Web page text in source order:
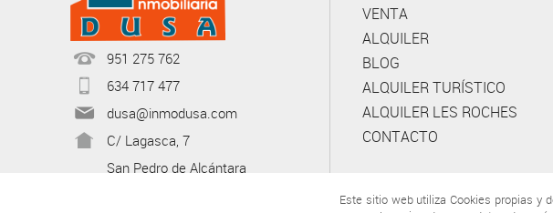
Este sitio web utiliza Cookies propias y
951 275 762
634 717 477
dusa@inmodusa.com
C/ Lagasca, 7
San Pedro de Alcántara
VENTA
ALQUILER
BLOG
ALQUILER TURÍSTICO
ALQUILER LES ROCHES
CONTACTO